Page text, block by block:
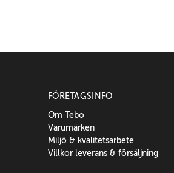
FÖRETAGSINFO
Om Tebo
Varumärken
Miljö & kvalitetsarbete
Villkor leverans & försäljning